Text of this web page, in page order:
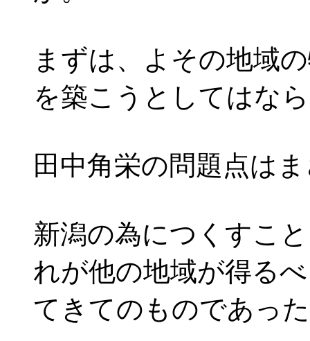
まずは、よその地域
を築こうとしてはな
田中角栄の問題点は
新潟の為につくすこ
れが他の地域が得る
てきてのものであっ